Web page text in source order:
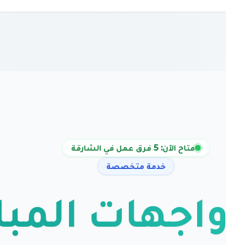
متاح الآن: 5 فرق عمل في الشارقة
خدمة متخصصة